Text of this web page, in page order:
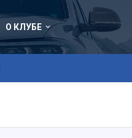
О КЛУБЕ